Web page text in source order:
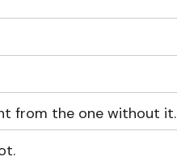
from the one without it.